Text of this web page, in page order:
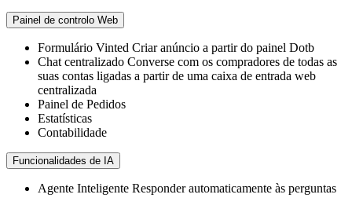
Painel de controlo Web
Formulário Vinted Criar anúncio a partir do painel Dotb
Chat centralizado Converse com os compradores de todas as
suas contas ligadas a partir de uma caixa de entrada web
centralizada
Painel de Pedidos
Estatísticas
Contabilidade
Funcionalidades de IA
Agente Inteligente Responder automaticamente às perguntas